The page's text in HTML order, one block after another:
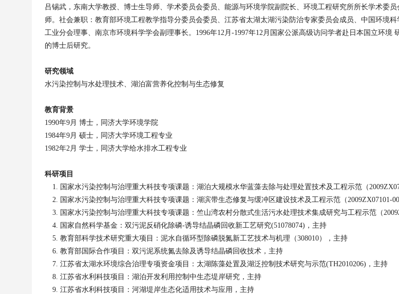
吕锡武，东南大学教授、博士生导师、学术委员会委员、能源与环境学院副院长、环境工程研究所所长学术委
师。社会兼职：教育部环境工程教学指导分委员会委员、江苏省太湖太湖污染防治专家委员会成员、中国环境
工业分会理事、南京市环境科学学会副理事长。 1996年12月 -1997年12月国家公派高级访问学者赴日本国立环境
的博士后研究。
研究领域
水污染控制与水处理技术、湖泊富营养化控制与生态修复
教育背景
1990年9月 博士，同济大学环境学院
1984年9月 硕士，同济大学环境工程专业
1982年2月 学士，同济大学给水排水工程专业
科研项目
国家水污染控制与治理重大科技专项课题：湖泊大规模水华蓝藻去除与处理处置技术及工程示范（
国家水污染控制与治理重大科技专项课题：湖滨带生态修复与缓冲区建设技术及工程示范（2009ZX07101-
国家水污染控制与治理重大科技专项课题：竺山湾农村分散式生活污水处理技术集成研究与工程示范（
国家自然科学基金：双污泥反硝化除磷-诱导结晶磷回收新工艺研究(51078074) ，主持
教育部科学技术研究重大项目：泥水自循环型除磷脱氮新工艺技术与机理（308010），主持
教育部国际合作项目：双污泥系统氮去除及诱导结晶磷回收技术，主持
江苏省太湖水环境综合治理专项资金项目：太湖陈藻处置及湖泛控制技术研究与示范(TH2010206) ，主持
江苏省水利科技项目：湖泊开发利用控制中生态堤岸研究，主持
江苏省水利科技项目：河湖堤岸生态化适用技术与应用，主持